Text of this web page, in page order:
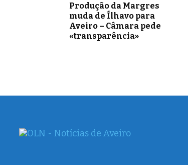
Produção da Margres
muda de Ílhavo para
Aveiro – Câmara pede
«transparência»